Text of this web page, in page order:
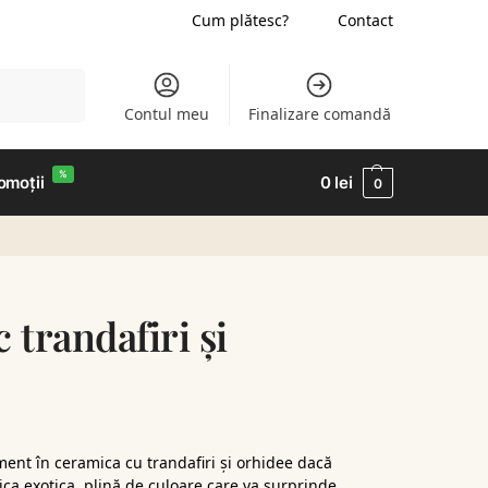
Cum plătesc? Contact
Contul meu Finalizare comandă
% 0 lei 0
trandafiri și
în ceramica cu trandafiri și orhidee dacă